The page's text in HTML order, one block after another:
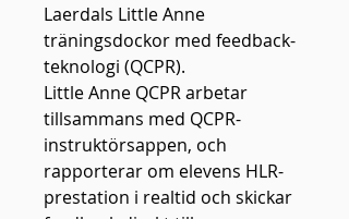
Laerdals Little Anne
träningsdockor med feedback-
teknologi (QCPR).
Little Anne QCPR arbetar
tillsammans med QCPR-
instruktörsappen, och
rapporterar om elevens HLR-
prestation i realtid och skickar